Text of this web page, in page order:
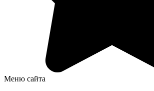
Меню сайта